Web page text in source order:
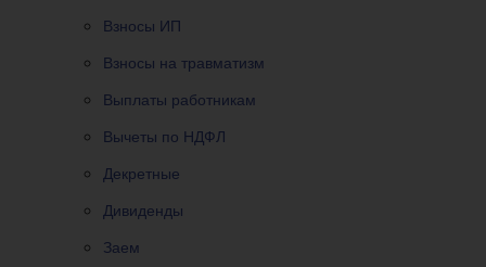
Взносы ИП
Взносы на травматизм
Выплаты работникам
Вычеты по НДФЛ
Декретные
Дивиденды
Заем